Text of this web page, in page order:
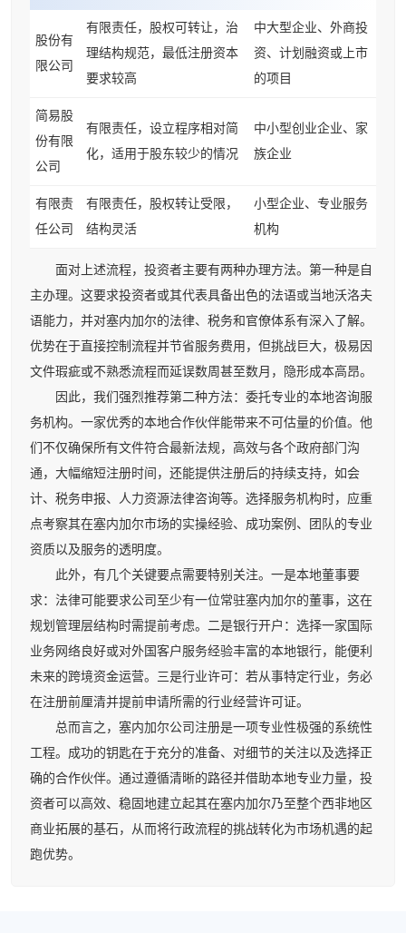
股份有
限公司
有限责任，股权可转让，治
理结构规范，最低注册资本
要求较高
中大型企业、外商投
资、计划融资或上市
的项目
简易股
份有限
公司
有限责任，设立程序相对简
化，适用于股东较少的情况
中小型创业企业、家
族企业
有限责
任公司
有限责任，股权转让受限，
结构灵活
小型企业、专业服务
机构
面对上述流程，投资者主要有两种办理方法。第一种是自
主办理。这要求投资者或其代表具备出色的法语或当地沃洛夫
语能力，并对塞内加尔的法律、税务和官僚体系有深入了解。
优势在于直接控制流程并节省服务费用，但挑战巨大，极易因
文件瑕疵或不熟悉流程而延误数周甚至数月，隐形成本高昂。
因此，我们强烈推荐第二种方法：委托专业的本地咨询服
务机构。一家优秀的本地合作伙伴能带来不可估量的价值。他
们不仅确保所有文件符合最新法规，高效与各个政府部门沟
通，大幅缩短注册时间，还能提供注册后的持续支持，如会
计、税务申报、人力资源法律咨询等。选择服务机构时，应重
点考察其在塞内加尔市场的实操经验、成功案例、团队的专业
资质以及服务的透明度。
此外，有几个关键要点需要特别关注。一是本地董事要
求：法律可能要求公司至少有一位常驻塞内加尔的董事，这在
规划管理层结构时需提前考虑。二是银行开户：选择一家国际
业务网络良好或对外国客户服务经验丰富的本地银行，能便利
未来的跨境资金运营。三是行业许可：若从事特定行业，务必
在注册前厘清并提前申请所需的行业经营许可证。
总而言之，塞内加尔公司注册是一项专业性极强的系统性
工程。成功的钥匙在于充分的准备、对细节的关注以及选择正
确的合作伙伴。通过遵循清晰的路径并借助本地专业力量，投
资者可以高效、稳固地建立起其在塞内加尔乃至整个西非地区
商业拓展的基石，从而将行政流程的挑战转化为市场机遇的起
跑优势。